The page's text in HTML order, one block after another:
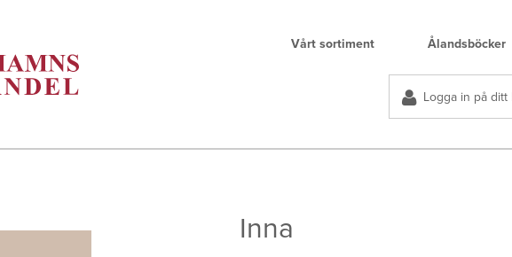
Vårt sortiment Ålandsböcker
Logga in på ditt
Inna